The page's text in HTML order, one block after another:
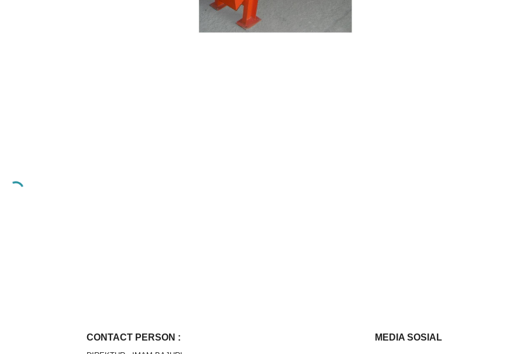
CONTACT PERSON : MEDIA SOSIAL